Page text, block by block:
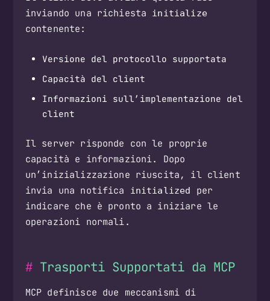
inviando una richiesta
initialize
contenente:
Versione del protocollo supportata
Capacità del client
Informazioni sull’implementazione del
client
Il server risponde con le proprie
capacità e informazioni. Dopo
un’inizializzazione riuscita, il client
invia una notifica
initialized
per
indicare che è pronto a iniziare le
operazioni normali.
Trasporti Supportati da MCP
MCP definisce due meccanismi di